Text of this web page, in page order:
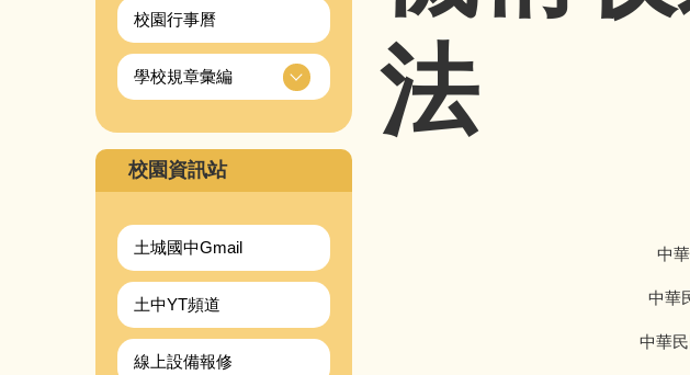
校園行事曆
學校規章彙編
校園資訊站
土城國中Gmail
土中YT頻道
線上設備報修
法
中
中華
中華